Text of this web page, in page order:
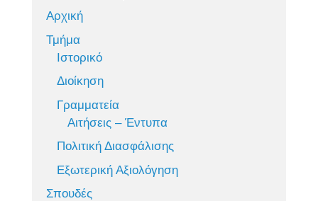
Αρχική
Τμήμα
Ιστορικό
Διοίκηση
Γραμματεία
Αιτήσεις – Έντυπα
Πολιτική Διασφάλισης
Εξωτερική Αξιολόγηση
Σπουδές